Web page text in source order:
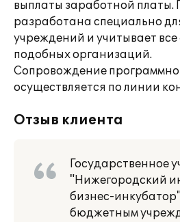
выплаты заработной платы.
разработана специально
учреждений и учитывает все
подобных организаций.
Сопровождение
осуществляется по линии
Отзыв клиента
Государственное
"Нижегородский
бизнес-
бюджетным